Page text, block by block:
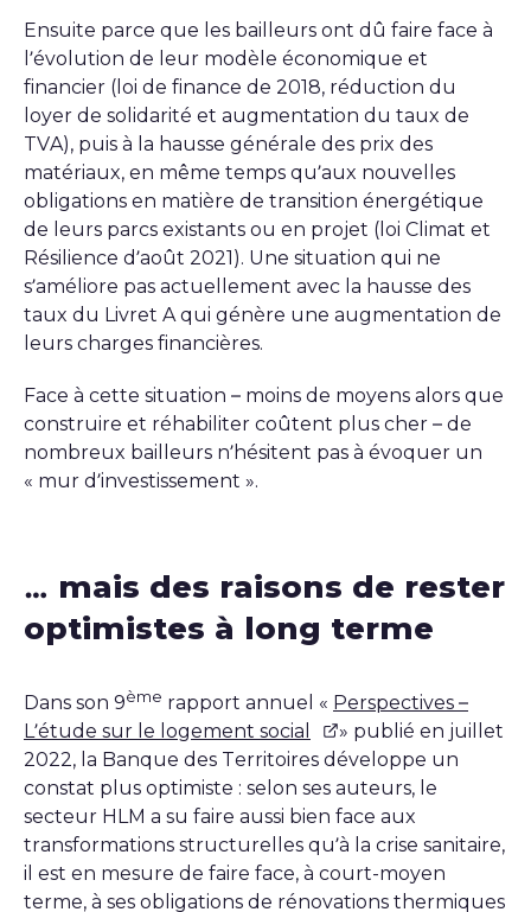
Ensuite parce que les bailleurs ont dû faire face à
l’évolution de leur modèle économique et
financier (loi de finance de 2018, réduction du
loyer de solidarité et augmentation du taux de
TVA), puis à la hausse générale des prix des
matériaux, en même temps qu’aux nouvelles
obligations en matière de transition énergétique
de leurs parcs existants ou en projet (loi Climat et
Résilience d’août 2021). Une situation qui ne
s’améliore pas actuellement avec la hausse des
taux du Livret A qui génère une augmentation de
leurs charges financières.
Face à cette situation – moins de moyens alors que
construire et réhabiliter coûtent plus cher – de
nombreux bailleurs n’hésitent pas à évoquer un
« mur d’investissement ».
… mais des raisons de rester
optimistes à long terme
Dans son 9ème rapport annuel « Perspectives –
L’étude sur le logement social
» publié en juillet
2022, la Banque des Territoires développe un
constat plus optimiste : selon ses auteurs, le
secteur HLM a su faire aussi bien face aux
transformations structurelles qu’à la crise sanitaire,
il est en mesure de faire face, à court-moyen
terme, à ses obligations de rénovations thermiques